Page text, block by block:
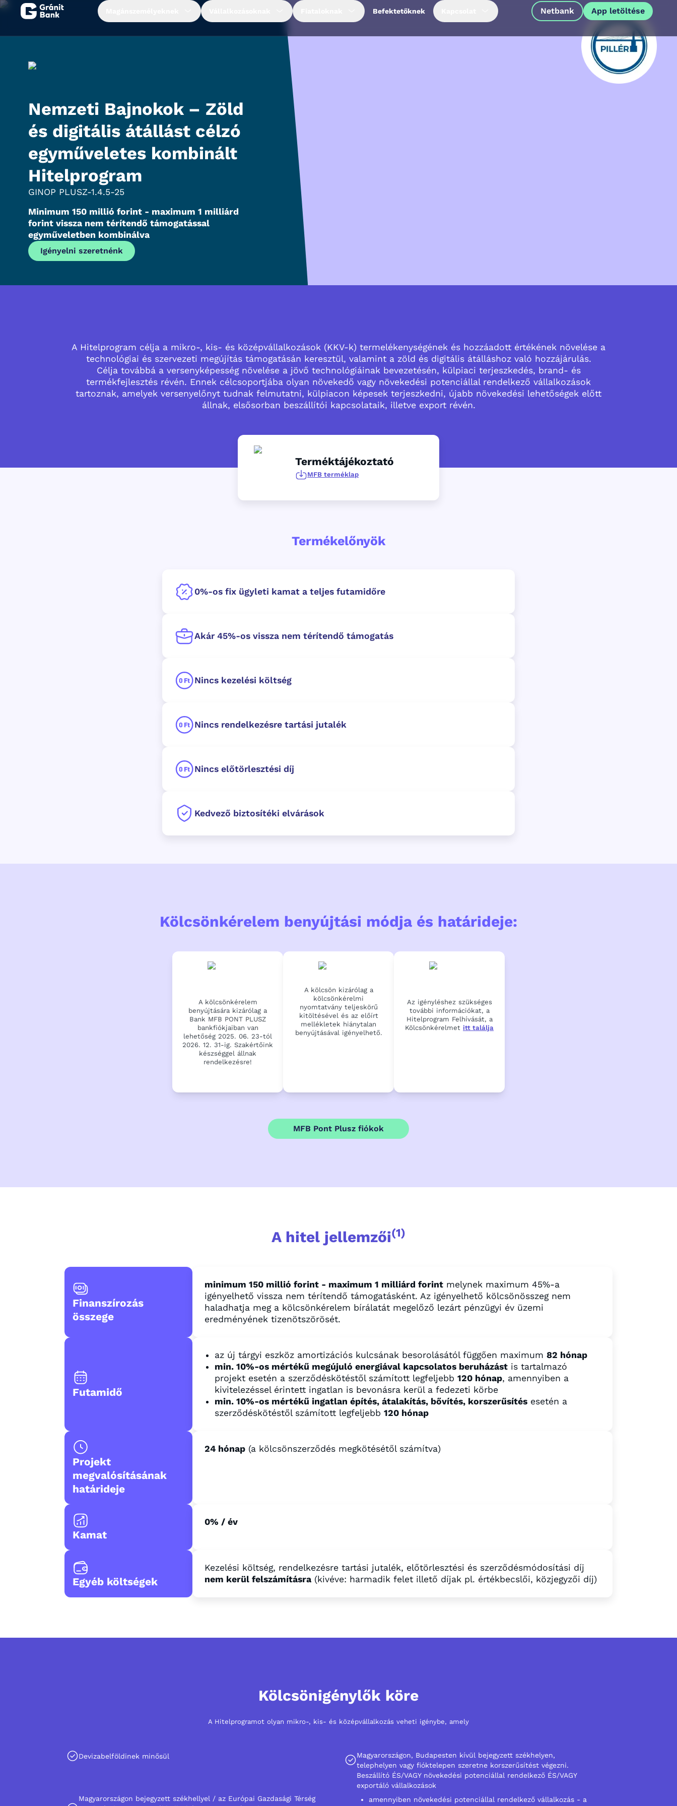
Befektetőknek Netbank App letöltése
Fiataloknak
Befektetőknek
Kapcsolat
Nemzeti Bajnokok – Zöld
és digitális átállást célzó
egyműveletes kombinált
Hitelprogram
GINOP PLUSZ-1.4.5-25
Minimum 150 millió forint - maximum 1 milliárd
forint vissza nem térítendő támogatással
egyműveletben kombinálva
Igényelni szeretnénk
A Hitelprogram célja a mikro-, kis- és középvállalkozások (KKV-k) termelékenységének és hozzáadott értékének növelése a
technológiai és szervezeti megújítás támogatásán keresztül, valamint a zöld és digitális átálláshoz való hozzájárulás.
Célja továbbá a versenyképesség növelése a jövő technológiáinak bevezetésén, külpiaci terjeszkedés, brand- és
termékfejlesztés révén. Ennek célcsoportjába olyan növekedő vagy növekedési potenciállal rendelkező vállalkozások
tartoznak, amelyek versenyelőnyt tudnak felmutatni, külpiacon képesek terjeszkedni, újabb növekedési lehetőségek előtt
állnak, elsősorban beszállítói kapcsolataik, illetve export révén.
Terméktájékoztató
MFB terméklap
Termékelőnyök
0%-os fix ügyleti kamat a teljes futamidőre
Akár 45%-os vissza nem térítendő támogatás
Nincs kezelési költség
Nincs rendelkezésre tartási jutalék
Nincs előtörlesztési díj
Kedvező biztosítéki elvárások
Kölcsönkérelem benyújtási módja és határideje:
A kölcsönkérelem
benyújtására kizárólag a
Bank MFB PONT PLUSZ
bankfiókjaiban van
lehetőség 2025. 06. 23-tól
2026. 12. 31-ig. Szakértőink
készséggel állnak
rendelkezésre!
A kölcsön kizárólag a
kölcsönkérelmi
nyomtatvány teljeskörű
kitöltésével és az előírt
mellékletek hiánytalan
benyújtásával igényelhető.
Az igényléshez szükséges
további információkat, a
Hitelprogram Felhívását, a
Kölcsönkérelmet itt találja
MFB Pont Plusz fiókok
A hitel jellemzői(1)
Finanszírozás
összege
minimum 150 millió forint - maximum 1 milliárd forint melynek maximum 45%-a
igényelhető vissza nem térítendő támogatásként. Az igényelhető kölcsönösszeg nem
haladhatja meg a kölcsönkérelem bírálatát megelőző lezárt pénzügyi év üzemi
eredményének tizenötszörösét.
Futamidő
az új tárgyi eszköz amortizációs kulcsának besorolásától függően maximum 82 hónap
min. 10%-os mértékű megújuló energiával kapcsolatos beruházást is tartalmazó
projekt esetén a szerződéskötéstől számított legfeljebb 120 hónap, amennyiben a
kivitelezéssel érintett ingatlan is bevonásra kerül a fedezeti körbe
min. 10%-os mértékű ingatlan építés, átalakítás, bővítés, korszerűsítés esetén a
szerződéskötéstől számított legfeljebb 120 hónap
Projekt
megvalósításának
határideje
24 hónap (a kölcsönszerződés megkötésétől számítva)
Kamat
0% / év
Egyéb költségek
Kezelési költség, rendelkezésre tartási jutalék, előtörlesztési és szerződésmódosítási díj
nem kerül felszámításra (kivéve: harmadik felet illető díjak pl. értékbecslői, közjegyzői díj)
Kölcsönigénylők köre
A Hitelprogramot olyan mikro-, kis- és középvállalkozás veheti igénybe, amely
Devizabelföldinek minősül
Magyarországon bejegyzett székhellyel / az Európai Gazdasági Térség
Magyarországon, Budapesten kívül bejegyzett székhelyen,
telephelyen vagy fióktelepen szeretne korszerűsítést végezni.
Beszállító ÉS/VAGY növekedési potenciállal rendelkező ÉS/VAGY
exportáló vállalkozások
amennyiben növekedési potenciállal rendelkező vállalkozás - a